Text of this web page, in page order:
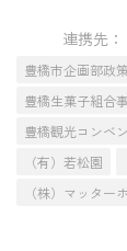
連携先：
豊橋市企画部政
豊橋生菓子組合
豊橋観光コンベ
（有）若松園
（株）マッター